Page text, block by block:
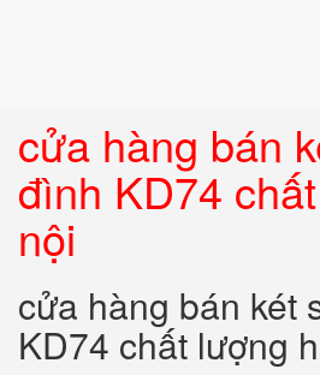
cửa hàng bán
đình KD74
nội
cửa hàng bán két
KD74 chất lượng